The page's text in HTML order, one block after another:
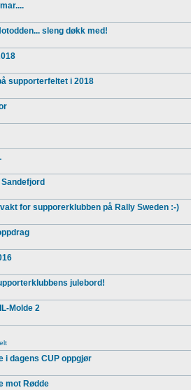
sleng døkk med!
supporterfeltet i 2018
for supporerklubben på Rally Sweden :-)
julebord!
Molde 2
i dagens CUP oppgjør
mot Rødde